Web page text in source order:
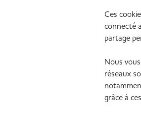
Ces
connecté
partage
Nous
réseaux
grâce à